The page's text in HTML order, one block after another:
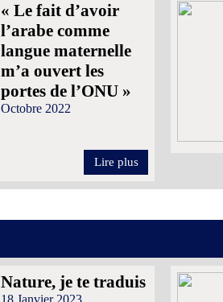
« Le fait d’avoir
l’arabe comme
langue maternelle
m’a ouvert les
portes de l’ONU »
Octobre 2022
Lire plus
Nature, je te traduis
18 Janvier 2023